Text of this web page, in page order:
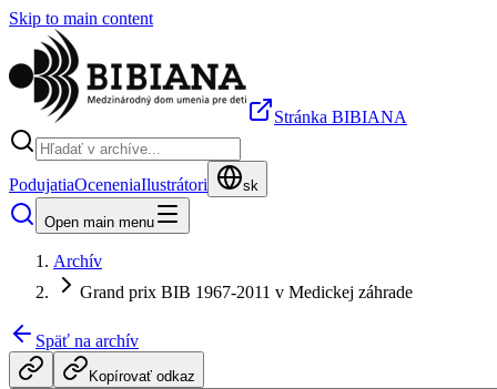
Skip to main content
Stránka BIBIANA
PodujatiaOceneniaIlustrátori sk
Open main menu
Archív
Grand prix BIB 1967-2011 v Medickej záhrade
Späť na archív
Kopírovať odkaz